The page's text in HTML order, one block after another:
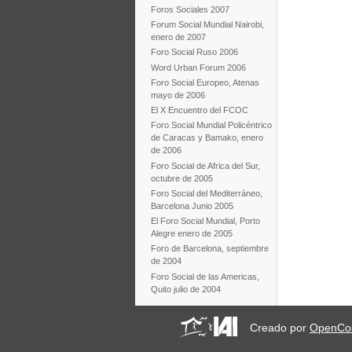
Foros Sociales 2007
Forum Social Mundial Nairobi,
enero de 2007
Foro Social Ruso 2006
Word Urban Forum 2006
Foro Social Europeo, Atenas
mayo de 2006
El X Encuentro del FCOC
Foro Social Mundial Policéntrico
de Caracas y Bamako, enero
de 2006
Foro Social de Africa del Sur,
octubre de 2005
Foro Social del Mediterráneo,
Barcelona Junio 2005
El Foro Social Mundial, Porto
Alegre enero de 2005
Foro de Barcelona, septiembre
de 2004
Foro Social de las Americas,
Quito julio de 2004
Creado por